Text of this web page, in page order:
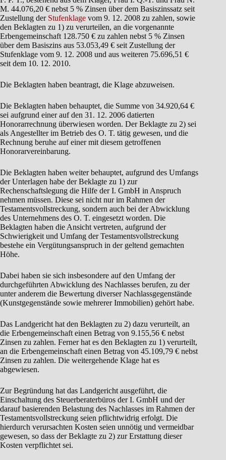
M. 44.076,20 € nebst 5 % Zinsen über dem Basiszinssatz seit
Zustellung der Stufenklage vom 9. 12. 2008 zu zahlen, sowie
den Beklagten zu 1) zu verurteilen, an die vorgenannte
Erbengemeinschaft 128.750 € zu zahlen nebst 5 % Zinsen
über dem Basiszins aus 53.053,49 € seit Zustellung der
Stufenklage vom 9. 12. 2008 und aus weiteren 75.696,51 €
seit dem 10. 12. 2010.
Die Beklagten haben beantragt, die Klage abzuweisen.
Die Beklagten haben behauptet, die Summe von 34.920,64 €
sei aufgrund einer auf den 31. 12. 2006 datierten
Honorarrechnung überwiesen worden. Der Beklagte zu 2) sei
als Angestellter im Betrieb des O. T. tätig gewesen, und die
Rechnung beruhe auf einer mit diesem getroffenen
Honorarvereinbarung.
Die Beklagten haben weiter behauptet, aufgrund des Umfangs
der Unterlagen habe der Beklagte zu 1) zur
Rechenschaftslegung die Hilfe der I. GmbH in Anspruch
nehmen müssen. Diese sei nicht nur im Rahmen der
Testamentsvollstreckung, sondern auch bei der Abwicklung
des Unternehmens des O. T. eingesetzt worden. Die
Beklagten haben die Ansicht vertreten, aufgrund der
Schwierigkeit und Umfang der Testamentsvollstreckung
bestehe ein Vergütungsanspruch in der geltend gemachten
Höhe.
Dabei haben sie sich insbesondere auf den Umfang der
durchgeführten Abwicklung des Nachlasses berufen, zu der
unter anderem die Bewertung diverser Nachlassgegenstände
(Kunstgegenstände sowie mehrerer Immobilien) gehört habe.
Das Landgericht hat den Beklagten zu 2) dazu verurteilt, an
die Erbengemeinschaft einen Betrag von 9.155,56 € nebst
Zinsen zu zahlen. Ferner hat es den Beklagten zu 1) verurteilt,
an die Erbengemeinschaft einen Betrag von 45.109,79 € nebst
Zinsen zu zahlen. Die weitergehende Klage hat es
abgewiesen.
Zur Begründung hat das Landgericht ausgeführt, die
Einschaltung des Steuerberaterbüros der I. GmbH und der
darauf basierenden Belastung des Nachlasses im Rahmen der
Testamentsvollstreckung seien pflichtwidrig erfolgt. Die
hierdurch verursachten Kosten seien unnötig und vermeidbar
gewesen, so dass der Beklagte zu 2) zur Erstattung dieser
Kosten verpflichtet sei.